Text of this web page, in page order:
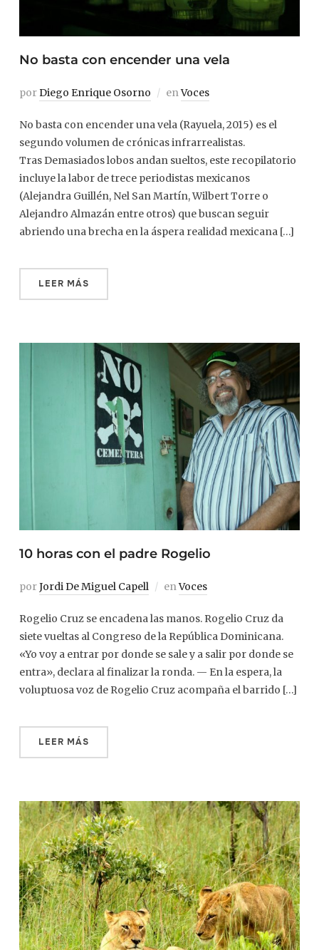
No basta con encender una vela
porDiego Enrique Osorno enVoces
No basta con encender una vela (Rayuela, 2015) es el
segundo volumen de crónicas infrarrealistas.
Tras Demasiados lobos andan sueltos, este recopilatorio
incluye la labor de trece periodistas mexicanos
(Alejandra Guillén, Nel San Martín, Wilbert Torre o
Alejandro Almazán entre otros) que buscan seguir
abriendo una brecha en la áspera realidad mexicana […]
LEER MÁS
10 horas con el padre Rogelio
porJordi De Miguel Capell enVoces
Rogelio Cruz se encadena las manos. Rogelio Cruz da
siete vueltas al Congreso de la República Dominicana.
«Yo voy a entrar por donde se sale y a salir por donde se
entra», declara al finalizar la ronda. — En la espera, la
voluptuosa voz de Rogelio Cruz acompaña el barrido […]
LEER MÁS